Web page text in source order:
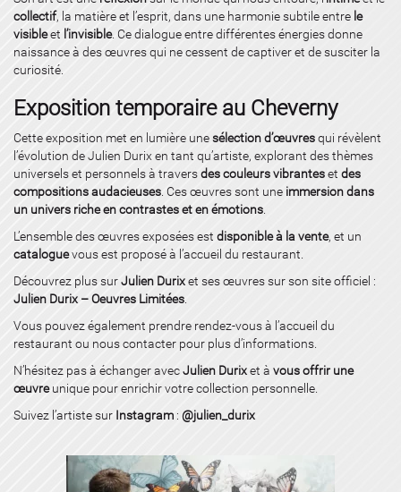
collectif, la matière et l’esprit, dans une harmonie subtile entre le
visibleet l’invisible. Ce dialogue entre différentes énergies donne
naissance à des œuvres qui ne cessent de captiver et de susciter la
curiosité.
Exposition temporaire au Cheverny
Cette exposition met en lumière unesélection d’œuvresqui révèlent
l’évolution de Julien Durix en tant qu’artiste, explorant des thèmes
universels et personnels à traversdes couleurs vibranteset des
compositions audacieuses . Ces œuvres sont une immersion dans
un univers riche en contrastes et en émotions
L’ensemble des œuvres exposées est disponible à la vente, et un
cataloguevous est proposé à l’accueil du restaurant.
Découvrez plus surJulien Durixet ses œuvres sur son site officiel :
Julien Durix – Oeuvres Limitées
Vous pouvez également prendre rendez-vous à l’accueil du
restaurant ou nous contacter pour plus d’informations.
N’hésitez pas à échanger avecJulien Durixet à vous offrir une
œuvreunique pour enrichir votre collection personnelle.
Suivez l’artiste sur Instagram : @julien_durix